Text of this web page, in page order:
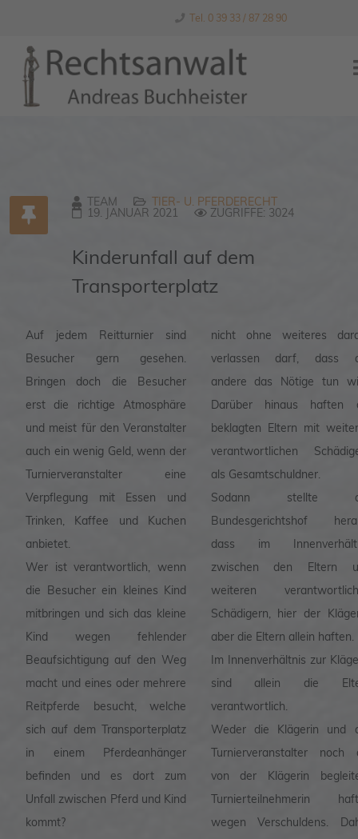
Tel. 0 39 33 / 87 28 90
TEAM TIER- U. PFERDERECHT
19. JANUAR 2021 ZUGRIFFE: 3024
Kinderunfall auf dem
Transporterplatz
Auf jedem Reitturnier sind
Besucher gern gesehen.
Bringen doch die Besucher
erst die richtige Atmosphäre
und meist für den Veranstalter
auch ein wenig Geld, wenn der
Turnierveranstalter eine
Verpflegung mit Essen und
Trinken, Kaffee und Kuchen
anbietet.
Wer ist verantwortlich, wenn
die Besucher ein kleines Kind
mitbringen und sich das kleine
Kind wegen fehlender
Beaufsichtigung auf den Weg
macht und eines oder mehrere
Reitpferde besucht, welche
sich auf dem Transporterplatz
in einem Pferdeanhänger
befinden und es dort zum
Unfall zwischen Pferd und Kind
kommt?
nicht ohne weiteres
verlassen darf, dass
andere das Nötige tun
Darüber hinaus haften
beklagten Eltern mit
verantwortlichen
als Gesamtschuldner.
Sodann stellte
Bundesgerichtshof
dass im
zwischen den Eltern
weiteren
Schädigern, hier der
aber die Eltern allein haften.
Im Innenverhältnis zur
sind allein die
verantwortlich.
Weder die Klägerin und
Turnierveranstalter noch
von der Klägerin
Turnierteilnehmerin
wegen Verschuldens.